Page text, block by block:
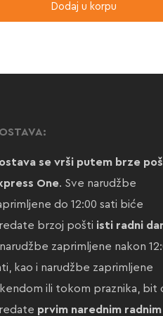
Dodaj u korpu
se vrši putem brze
One. Sve narudžbe
do 12:00 sati biće
brzoj pošti isti radni
zaprimljene nakon
kao i narudžbe zaprimljene
ili tokom praznika, bit
prvim narednim radnim